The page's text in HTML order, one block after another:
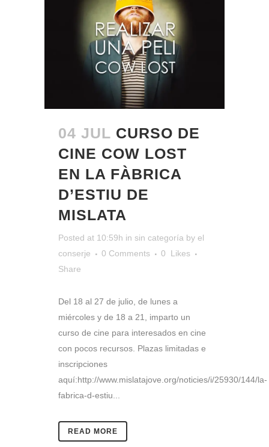
04 JUL CURSO DE
CINE COW LOST
EN LA FÀBRICA
D’ESTIU DE
MISLATA
Posted at 10:59h in sin categoría by el
conserje
0 Comments 0
Likes
Share
Del 18 al 27 de julio, de lunes a
miércoles y de 18 a 21, imparto un
curso de cine para interesados en cine
con pocos recursos. Plazas limitadas e
inscripciones
aquí:http://www.mislatajove.org/noticies/i/25930/144/la-
fabrica-d-estiu...
READ MORE